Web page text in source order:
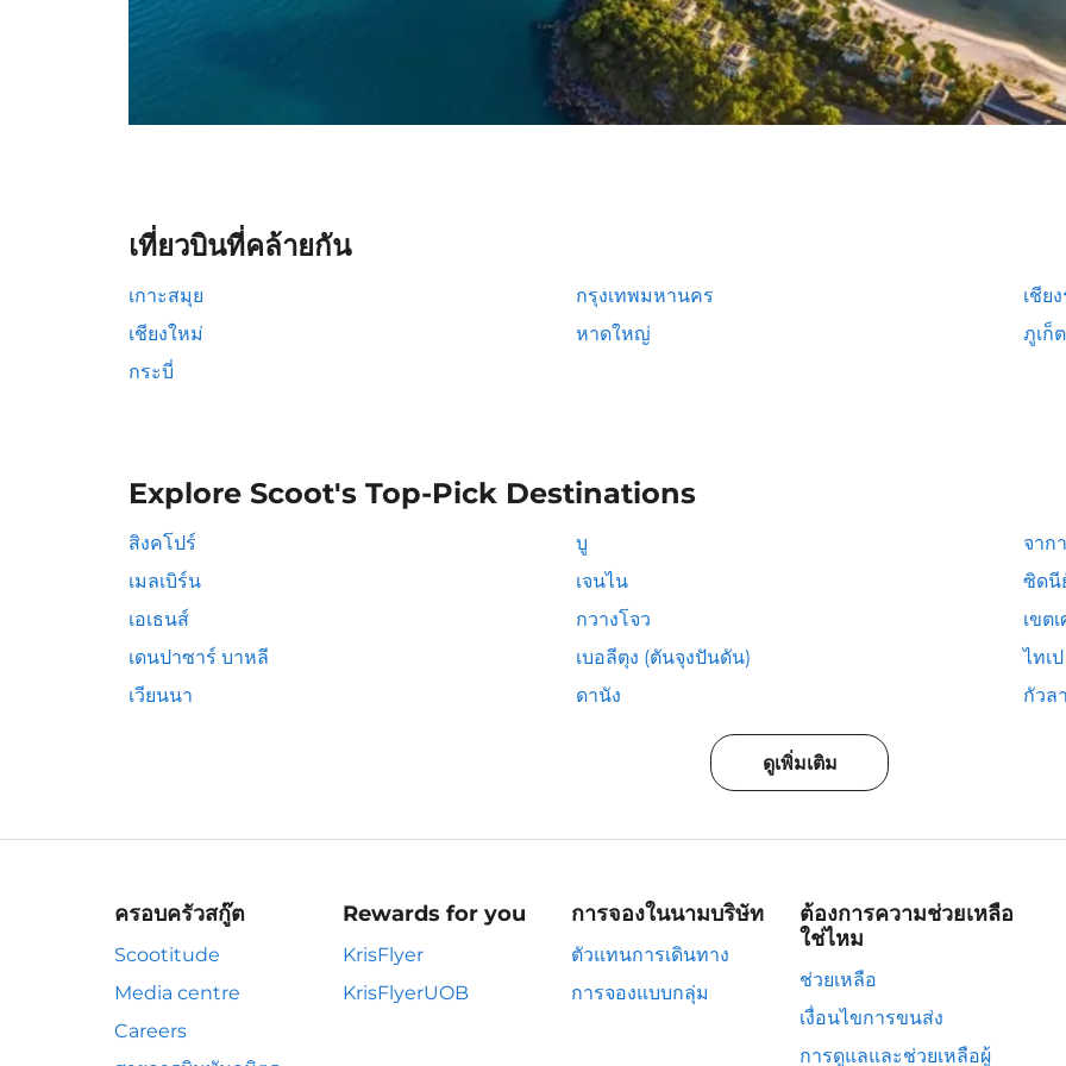
เที่ยวบินที่คล้ายกัน
เกาะสมุย กรุงเทพมหานคร
เชีย
เชียงใหม่
หาดใหญ่
ภูเก็ต
กระบี่
Explore Scoot's Top-Pick Destinations
สิงคโปร์ บู
จาก
เมลเบิร์น
เจนไน
ซิดนี
เอเธนส์
กวางโจว
เขต
เดนปาซาร์ บาหลี
เบอลีตุง (ตันจุงปันดัน)
ไทเป
เวียนนา
ดานัง กัวล
ดูเพิ่มเติม
ครอบครัวสกู๊ต
Scootitude
Media centre
Careers
Rewards for you
KrisFlyer
KrisFlyerUOB
การจองในนามบริษัท
ตัวแทนการเดินทาง
การจองแบบกลุ่ม
ต้องการความช่วยเหลือ
ใช่ไหม
ช่วยเหลือ
เงื่อนไขการขนส่ง
การดูแลและช่วยเหลือผู้